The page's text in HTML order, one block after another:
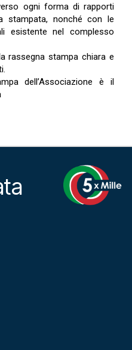
ogni forma di rapporti
stampata, nonché con le
esistente nel complesso
rassegna stampa chiara e
dell’Associazione è il